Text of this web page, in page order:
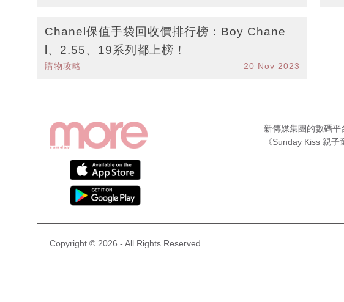
Chanel保值手袋回收價排行榜：Boy Chane
l、2.55、19系列都上榜！
購物攻略 20 Nov 2023
新傳媒集團的數碼
《Sunday Kiss 親子
Copyright © 2026 - All Rights Reserved